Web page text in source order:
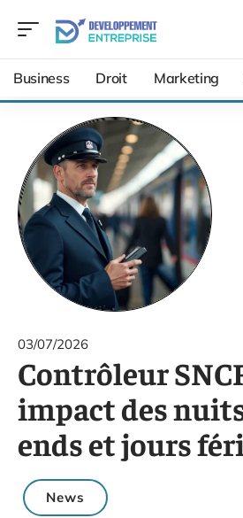
Business Droit Marketing
03/07/2026
Contrôleur
impact des
ends et jours
News